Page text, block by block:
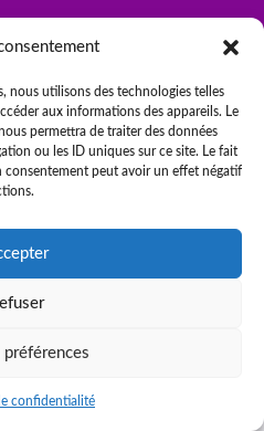
nous utilisons des technologies telles
aux informations des appareils. Le
permettra de traiter des données
ou les ID uniques sur ce site. Le fait
consentement peut avoir un effet négatif
confidentialité